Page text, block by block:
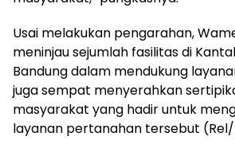
Usai melakukan pengarahan,
meninjau sejumlah fasilitas di
Bandung dalam mendukung
juga sempat menyerahkan
masyarakat yang hadir untuk
layanan pertanahan tersebut (Rel/